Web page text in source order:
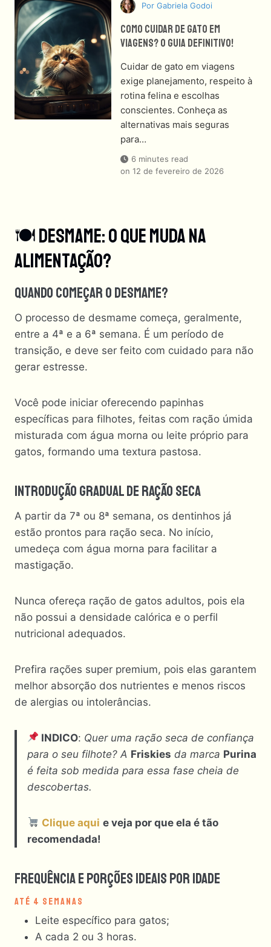
Como Cuidar De Gato Em
Viagens? O Guia Definitivo!
Por Gabriela Godoi
Cuidar de gato em viagens
exige planejamento, respeito à
rotina felina e escolhas
conscientes. Conheça as
alternativas mais seguras
para…
6 minutes read
on 12 de fevereiro de 2026
🍽 Desmame: O Que Muda Na
Alimentação?
Quando Começar O Desmame?
O processo de desmame começa, geralmente,
entre a 4ª e a 6ª semana. É um período de
transição, e deve ser feito com cuidado para não
gerar estresse.
Você pode iniciar oferecendo papinhas
específicas para filhotes, feitas com ração úmida
misturada com água morna ou leite próprio para
gatos, formando uma textura pastosa.
Introdução Gradual De Ração Seca
A partir da 7ª ou 8ª semana, os dentinhos já
estão prontos para ração seca. No início,
umedeça com água morna para facilitar a
mastigação.
Nunca ofereça ração de gatos adultos, pois ela
não possui a densidade calórica e o perfil
nutricional adequados.
Prefira rações super premium, pois elas garantem
melhor absorção dos nutrientes e menos riscos
de alergias ou intolerâncias.
INDICO: Quer uma ração seca de confiança
para o seu filhote? A Friskies da marca Purina
é feita sob medida para essa fase cheia de
descobertas.
Clique aqui e veja por que ela é tão
recomendada!
Frequência E Porções Ideais Por Idade
ATÉ 4 SEMANAS
Leite específico para gatos;
A cada 2 ou 3 horas.